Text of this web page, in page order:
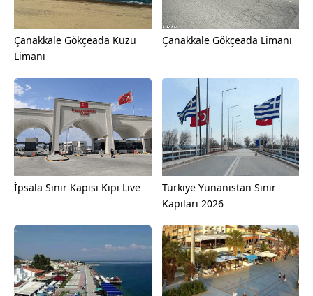
Çanakkale Gökçeada Kuzu
Limanı
Çanakkale Gökçeada Limanı
İpsala Sınır Kapısı Kipi Live
Türkiye Yunanistan Sınır
Kapıları 2026